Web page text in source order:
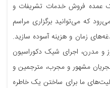
عمده فروش خدمات تشریفات و
که می‌توانید برگزاری مراسم
زمان و هزینه آسوده سازید.
و مدرن، اجرای شیک دکوراسیون
مشهور و مجرب، مترجمین و
ما برای ساختن یک خاطره